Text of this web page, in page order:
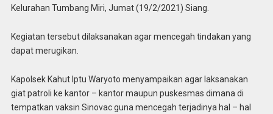
Kelurahan Tumbang Miri, Jumat (19/2/2021) Siang.
Kegiatan tersebut dilaksanakan agar mencegah tindakan yang
dapat merugikan.
Kapolsek Kahut Iptu Waryoto menyampaikan agar laksanakan
giat patroli ke kantor – kantor maupun puskesmas dimana di
tempatkan vaksin Sinovac guna mencegah terjadinya hal – hal